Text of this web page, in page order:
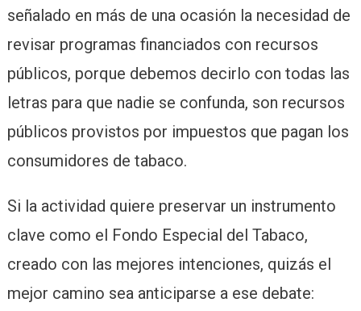
señalado en más de una ocasión la necesidad de
revisar programas financiados con recursos
públicos, porque debemos decirlo con todas las
letras para que nadie se confunda, son recursos
públicos provistos por impuestos que pagan los
consumidores de tabaco.
Si la actividad quiere preservar un instrumento
clave como el Fondo Especial del Tabaco,
creado con las mejores intenciones, quizás el
mejor camino sea anticiparse a ese debate: